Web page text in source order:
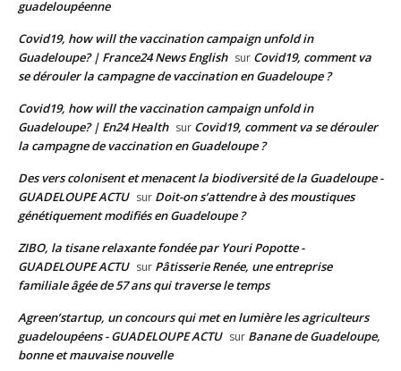
guadeloupéenne
Covid19, how will the vaccination campaign unfold in
Guadeloupe? | France24 News English sur Covid19, comment va
se dérouler la campagne de vaccination en Guadeloupe ?
Covid19, how will the vaccination campaign unfold in
Guadeloupe? | En24 Health sur Covid19, comment va se dérouler
la campagne de vaccination en Guadeloupe ?
Des vers colonisent et menacent la biodiversité de la Guadeloupe -
GUADELOUPE ACTU sur Doit-on s’attendre à des moustiques
génétiquement modifiés en Guadeloupe ?
ZIBO, la tisane relaxante fondée par Youri Popotte -
GUADELOUPE ACTU sur Pâtisserie Renée, une entreprise
familiale âgée de 57 ans qui traverse le temps
Agreen’startup, un concours qui met en lumière les agriculteurs
guadeloupéens - GUADELOUPE ACTU sur Banane de Guadeloupe,
bonne et mauvaise nouvelle